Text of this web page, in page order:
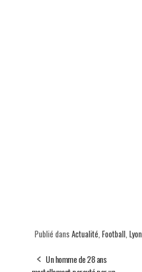
Publié dans Actualité, Football, Lyon
Un homme de 28 ans